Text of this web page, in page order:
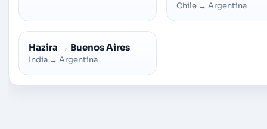
Chile → Argentina
Hazira → Buenos Aires
India → Argentina